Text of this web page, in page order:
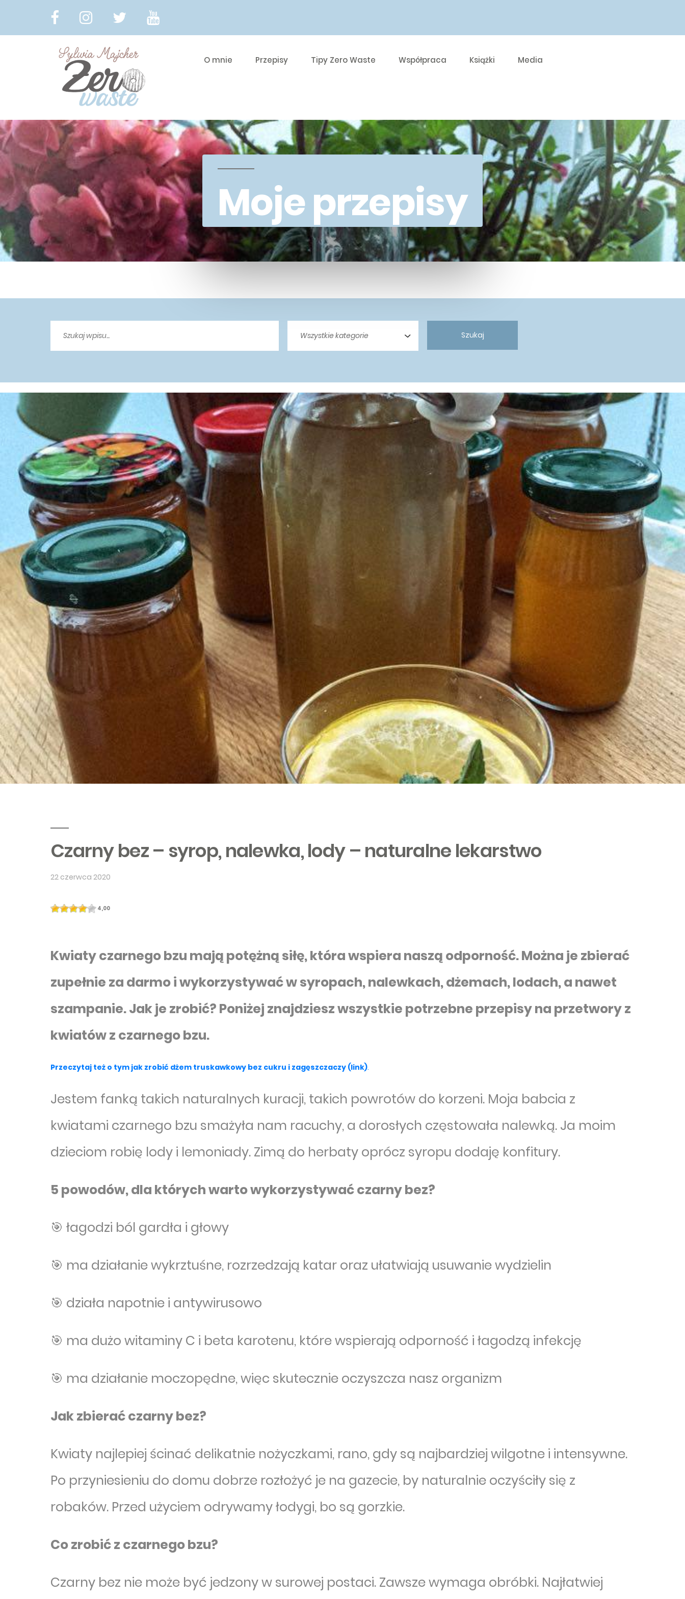
O mnie Przepisy Tipy Zero Waste Współpraca Książki Media
Moje przepisy
Szukaj
Czarny bez – syrop, nalewka, lody – naturalne lekarstwo
22 czerwca 2020
4,00
Kwiaty czarnego bzu mają potężną siłę, która wspiera naszą odporność. Można je zbierać
zupełnie za darmo i wykorzystywać w syropach, nalewkach, dżemach, lodach, a nawet
szampanie. Jak je zrobić? Poniżej znajdziesz wszystkie potrzebne przepisy na przetwory z
kwiatów z czarnego bzu.
Przeczytaj też o tym jak zrobić dżem truskawkowy bez cukru i zagęszczaczy (link).
Jestem fanką takich naturalnych kuracji, takich powrotów do korzeni. Moja babcia z
kwiatami czarnego bzu smażyła nam racuchy, a dorosłych częstowała nalewką. Ja moim
dzieciom robię lody i lemoniady. Zimą do herbaty oprócz syropu dodaję konfitury.
5 powodów, dla których warto wykorzystywać czarny bez?
🎯 łagodzi ból gardła i głowy
🎯 ma działanie wykrztuśne, rozrzedzają katar oraz ułatwiają usuwanie wydzielin
🎯 działa napotnie i antywirusowo
🎯 ma dużo witaminy C i beta karotenu, które wspierają odporność i łagodzą infekcję
🎯 ma działanie moczopędne, więc skutecznie oczyszcza nasz organizm
Jak zbierać czarny bez?
Kwiaty najlepiej ścinać delikatnie nożyczkami, rano, gdy są najbardziej wilgotne i intensywne.
Po przyniesieniu do domu dobrze rozłożyć je na gazecie, by naturalnie oczyściły się z
robaków. Przed użyciem odrywamy łodygi, bo są gorzkie.
Co zrobić z czarnego bzu?
Czarny bez nie może być jedzony w surowej postaci. Zawsze wymaga obróbki. Najłatwiej